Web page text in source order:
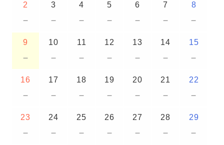
2
－
3
－
4
－
5
－
6
－
7
－
8
－
9
－
10
－
11
－
12
－
13
－
14
－
15
－
16
－
17
－
18
－
19
－
20
－
21
－
22
－
23
－
24
－
25
－
26
－
27
－
28
－
29
－